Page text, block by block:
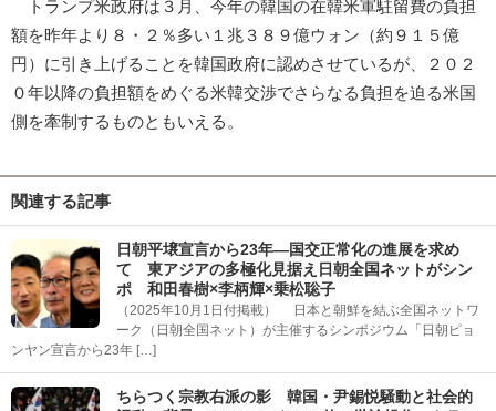
トランプ米政府は３月、今年の韓国の在韓米軍駐留費の負担
額を昨年より８・２％多い１兆３８９億ウォン（約９１５億
円）に引き上げることを韓国政府に認めさせているが、２０２
０年以降の負担額をめぐる米韓交渉でさらなる負担を迫る米国
側を牽制するものともいえる。
関連する記事
日朝平壌宣言から23年―国交正常化の進展を求め
て 東アジアの多極化見据え日朝全国ネットがシン
ポ 和田春樹×李柄輝×乗松聡子
（2025年10月1日付掲載） 日本と朝鮮を結ぶ全国ネットワ
ーク（日朝全国ネット）が主催するシンポジウム「日朝ピョ
ンヤン宣言から23年 […]
ちらつく宗教右派の影 韓国・尹錫悦騒動と社会的